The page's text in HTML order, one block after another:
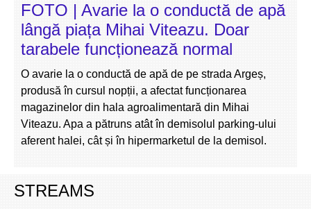
FOTO | Avarie la o conductă de apă
lângă piața Mihai Viteazu. Doar
tarabele funcționează normal
O avarie la o conductă de apă de pe strada Argeș,
produsă în cursul nopții, a afectat funcționarea
magazinelor din hala agroalimentară din Mihai
Viteazu. Apa a pătruns atât în demisolul parking-ului
aferent halei, cât și în hipermarketul de la demisol.
STREAMS